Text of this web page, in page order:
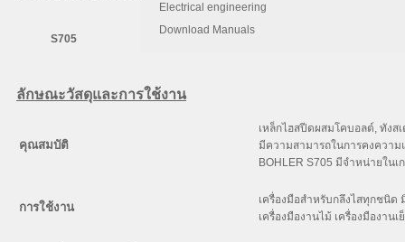
Electrical engineering
Download Manuals
Si
S705
ลักษณะวัสดุและการใช้งาน
คุณสมบัติ
เหล็กไฮสปีดผสมโคบอลต์, ทัง
มีความสามารถในการคงควา
BOHLER S705 มีจำหน่ายใน
การใช้งาน
เครื่องมือสำหรับกลึงไสทุกชนิด
เครื่องมืองานไม้ เครื่องมืองานเ